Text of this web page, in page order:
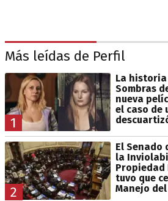
Más leídas de Perfil
1
La
Sombras
nueva
el caso de
2
El Senado
la
Propiedad
tuvo que
Manejo del